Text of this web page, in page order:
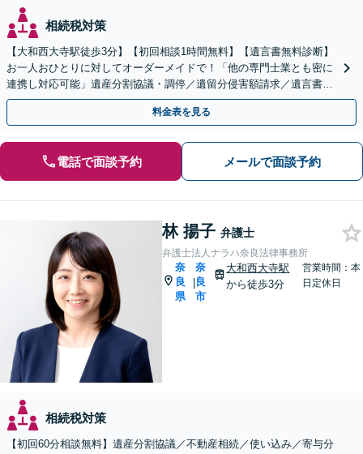
相続税対策
【大和西大寺駅徒歩3分】【初回相談1時間無料】【遺言書無料診断】
お一人おひとりに対してオーダーメイドで！「他の専門士業とも密に
連携し対応可能」遺産分割協議・調停／遺留分侵害額請求／遺言書作
成／相続放棄など【土曜・夜間対応可】【完全個室対応】
料金表を見る
電話で面談予約 メールで面談予約
林 揚子 弁護士
弁護士法人ナラハ奈良法律事務所
奈
良
県
|
奈
良
市
大和西大寺駅
から徒歩3分
営業時間：本
日定休日
相続税対策
【初回60分相談無料】遺産分割協議／不動産相続／使い込み／寄与分